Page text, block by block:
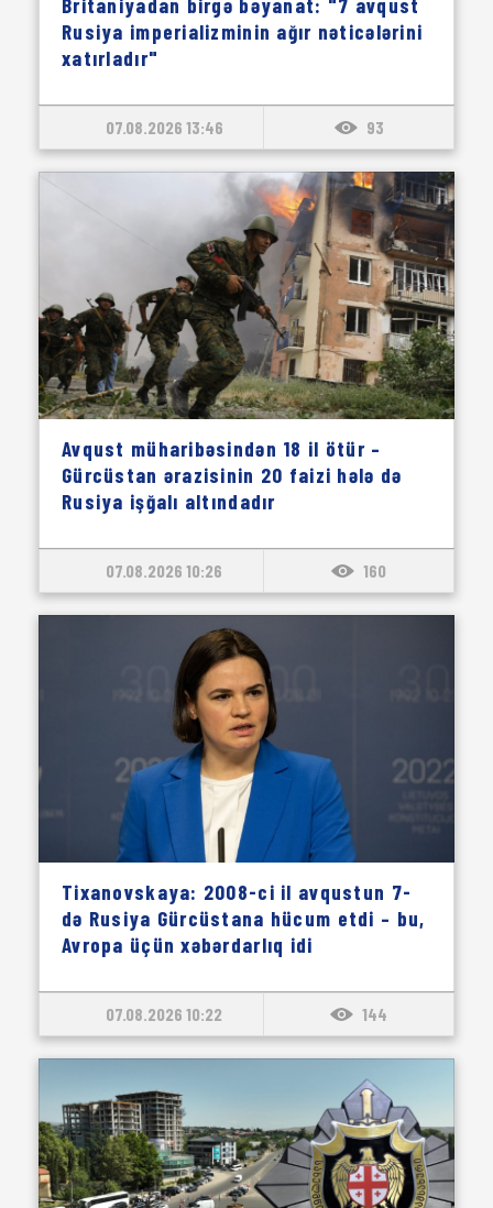
Rusiya imperializminin ağır nəticələrini
xatırladır"
07.08.2026 13:46 93
Avqust müharibəsindən 18 il ötür –
Gürcüstan ərazisinin 20 faizi hələ də
Rusiya işğalı altındadır
07.08.2026 10:26 160
Tixanovskaya: 2008-ci il avqustun 7-
də Rusiya Gürcüstana hücum etdi – bu,
Avropa üçün xəbərdarlıq idi
07.08.2026 10:22 144